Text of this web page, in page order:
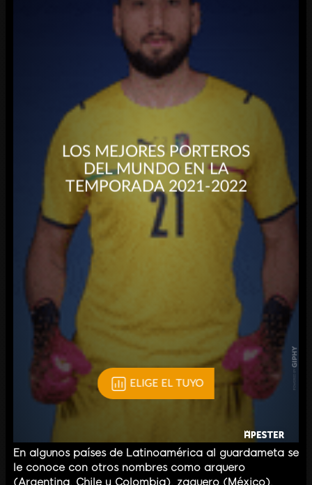
En algunos países de Latinoamérica al guardameta se
le conoce con otros nombres como arquero
(Argentina, Chile y Colombia), zaguero (México),